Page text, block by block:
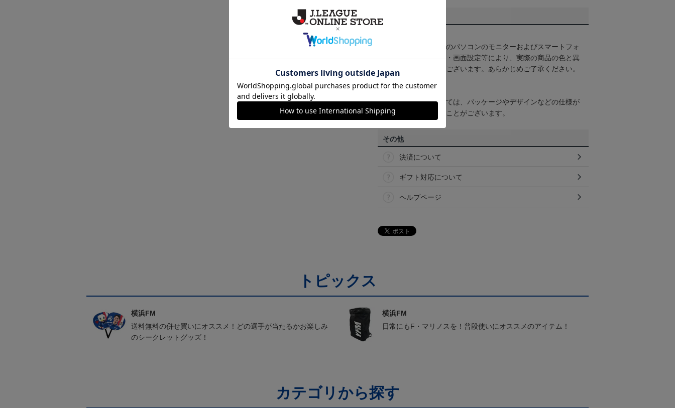
商品について
商品画像は、お使いのパソコンのモニターおよびスマートフォ
ンのメーカー・機種・画面設定等により、実際の商品の色と異
なって見える場合がございます。あらかじめご了承ください。
【仕様について】
取り扱い商品によっては、パッケージやデザインなどの仕様が
予告なく変更になることがございます。
その他
決済について
ギフト対応について
ヘルプページ
トピックス
横浜FM
送料無料の併せ買いにオススメ！どの選手が当たるかお楽しみ
のシークレットグッズ！
横浜FM
日常にもF・マリノスを！普段使いにオススメのアイテム！
カテゴリから探す